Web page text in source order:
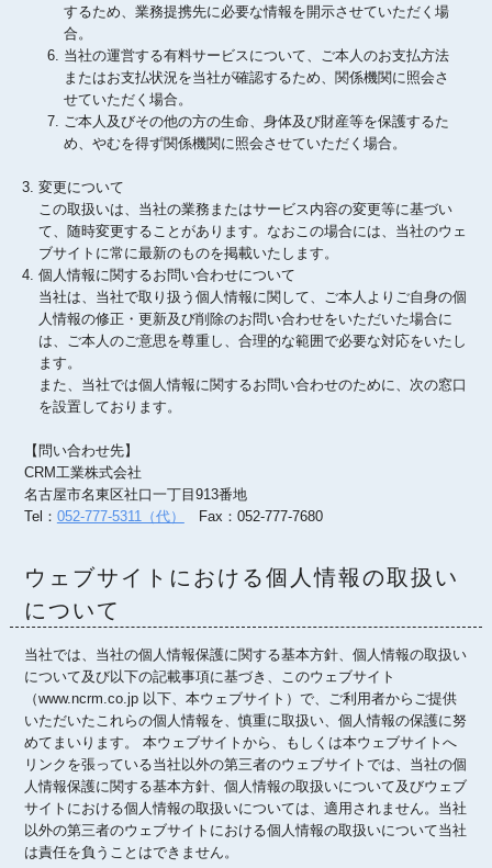
するため、業務提携先に必要な情報を開示させていただく場
合。
当社の運営する有料サービスについて、ご本人のお支払方法
またはお支払状況を当社が確認するため、関係機関に照会さ
せていただく場合。
ご本人及びその他の方の生命、身体及び財産等を保護するた
め、やむを得ず関係機関に照会させていただく場合。
変更について
この取扱いは、当社の業務またはサービス内容の変更等に基づい
て、随時変更することがあります。なおこの場合には、当社のウェ
ブサイトに常に最新のものを掲載いたします。
個人情報に関するお問い合わせについて
当社は、当社で取り扱う個人情報に関して、ご本人よりご自身の個
人情報の修正・更新及び削除のお問い合わせをいただいた場合に
は、ご本人のご意思を尊重し、合理的な範囲で必要な対応をいたし
ます。
また、当社では個人情報に関するお問い合わせのために、次の窓口
を設置しております。
【問い合わせ先】
CRM工業株式会社
名古屋市名東区社口一丁目913番地
Tel： 052-777-5311（代） Fax：052-777-7680
ウェブサイトにおける個人情報の取扱い
について
当社では、当社の個人情報保護に関する基本方針、個人情報の取扱い
について及び以下の記載事項に基づき、このウェブサイト
（www.ncrm.co.jp 以下、本ウェブサイト）で、ご利用者からご提供
いただいたこれらの個人情報を、慎重に取扱い、個人情報の保護に努
めてまいります。 本ウェブサイトから、もしくは本ウェブサイトへ
リンクを張っている当社以外の第三者のウェブサイトでは、当社の個
人情報保護に関する基本方針、個人情報の取扱いについて及びウェブ
サイトにおける個人情報の取扱いについては、適用されません。当社
以外の第三者のウェブサイトにおける個人情報の取扱いについて当社
は責任を負うことはできません。